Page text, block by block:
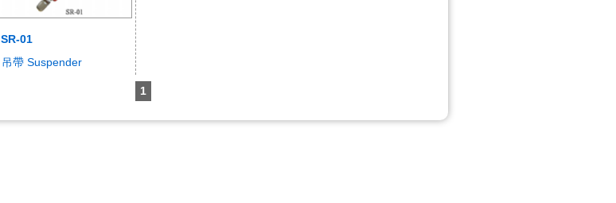
SR-01
吊帶 Suspender
1